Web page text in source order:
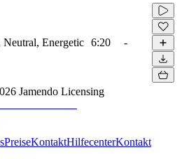
Neutral, Energetic 6:20 -
Jamendo Licensing
PreiseKontaktHilfecenterKontakt